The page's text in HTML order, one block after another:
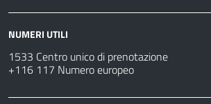
NUMERI UTILI
1533 Centro unico di prenotazione
+116 117 Numero europeo